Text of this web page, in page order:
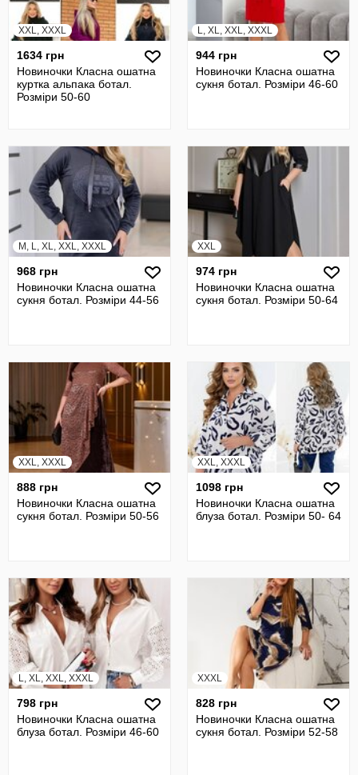
XXL, XXXL
1634 грн
Новиночки Класна ошатна
куртка альпака ботал.
Розміри 50-60
L, XL, XXL, XXXL
944 грн
Новиночки Класна ошатна
сукня ботал. Розміри 46-60
M, L, XL, XXL, XXXL
968 грн
Новиночки Класна ошатна
сукня ботал. Розміри 44-56
XXL
974 грн
Новиночки Класна ошатна
сукня ботал. Розміри 50-64
XXL, XXXL
888 грн
Новиночки Класна ошатна
сукня ботал. Розміри 50-56
XXL, XXXL
1098 грн
Новиночки Класна ошатна
блуза ботал. Розміри 50- 64
L, XL, XXL, XXXL
798 грн
Новиночки Класна ошатна
блуза ботал. Розміри 46-60
XXXL
828 грн
Новиночки Класна ошатна
сукня ботал. Розміри 52-58